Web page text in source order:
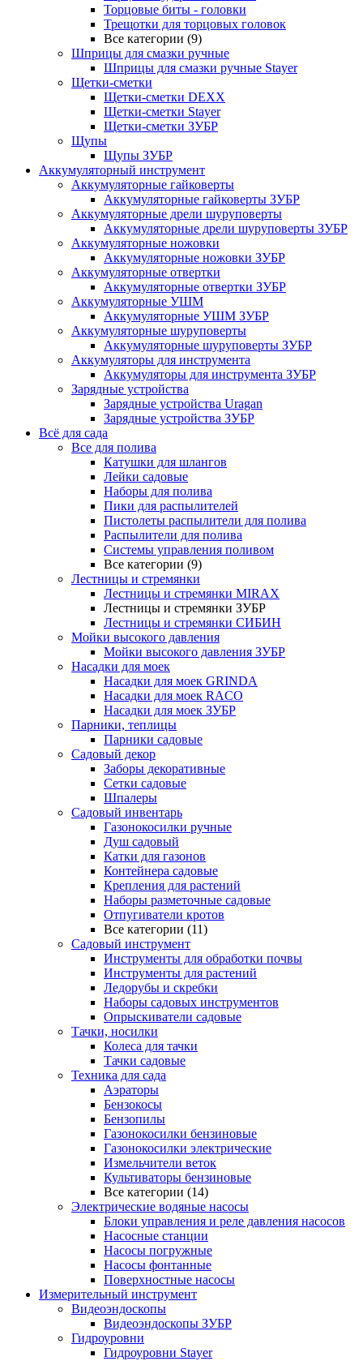
Торцовые биты - головки
Трещотки для торцовых головок
Все категории (9)
Шприцы для смазки ручные
Шприцы для смазки ручные Stayer
Щетки-сметки
Щетки-сметки DEXX
Щетки-сметки Stayer
Щетки-сметки ЗУБР
Щупы
Щупы ЗУБР
Аккумуляторный инструмент
Аккумуляторные гайковерты
Аккумуляторные гайковерты ЗУБР
Аккумуляторные дрели шуруповерты
Аккумуляторные дрели шуруповерты ЗУБР
Аккумуляторные ножовки
Аккумуляторные ножовки ЗУБР
Аккумуляторные отвертки
Аккумуляторные отвертки ЗУБР
Аккумуляторные УШМ
Аккумуляторные УШМ ЗУБР
Аккумуляторные шуруповерты
Аккумуляторные шуруповерты ЗУБР
Аккумуляторы для инструмента
Аккумуляторы для инструмента ЗУБР
Зарядные устройства
Зарядные устройства Uragan
Зарядные устройства ЗУБР
Всё для сада
Все для полива
Катушки для шлангов
Лейки садовые
Наборы для полива
Пики для распылителей
Пистолеты распылители для полива
Распылители для полива
Системы управления поливом
Все категории (9)
Лестницы и стремянки
Лестницы и стремянки MIRAX
Лестницы и стремянки ЗУБР
Лестницы и стремянки СИБИН
Мойки высокого давления
Мойки высокого давления ЗУБР
Насадки для моек
Насадки для моек GRINDA
Насадки для моек RACO
Насадки для моек ЗУБР
Парники, теплицы
Парники садовые
Садовый декор
Заборы декоративные
Сетки садовые
Шпалеры
Садовый инвентарь
Газонокосилки ручные
Душ садовый
Катки для газонов
Контейнера садовые
Крепления для растений
Наборы разметочные садовые
Отпугиватели кротов
Все категории (11)
Садовый инструмент
Инструменты для обработки почвы
Инструменты для растений
Ледорубы и скребки
Наборы садовых инструментов
Опрыскиватели садовые
Тачки, носилки
Колеса для тачки
Тачки садовые
Техника для сада
Аэраторы
Бензокосы
Бензопилы
Газонокосилки бензиновые
Газонокосилки электрические
Измельчители веток
Культиваторы бензиновые
Все категории (14)
Электрические водяные насосы
Блоки управления и реле давления насосов
Насосные станции
Насосы погружные
Насосы фонтанные
Поверхностные насосы
Измерительный инструмент
Видеоэндоскопы
Видеоэндоскопы ЗУБР
Гидроуровни
Гидроуровни Stayer